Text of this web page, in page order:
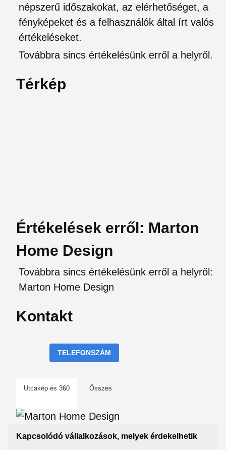
népszerű időszakokat, az elérhetőséget, a
fényképeket és a felhasználók által írt valós
értékeléseket.
Továbbra sincs értékelésünk erről a helyről.
Térkép
Értékelések erről: Marton
Home Design
Továbbra sincs értékelésünk erről a helyről:
Marton Home Design
Kontakt
TELEFONSZÁM
Utcakép és 360 Összes
Kapcsolódó vállalkozások, melyek érdekelhetik